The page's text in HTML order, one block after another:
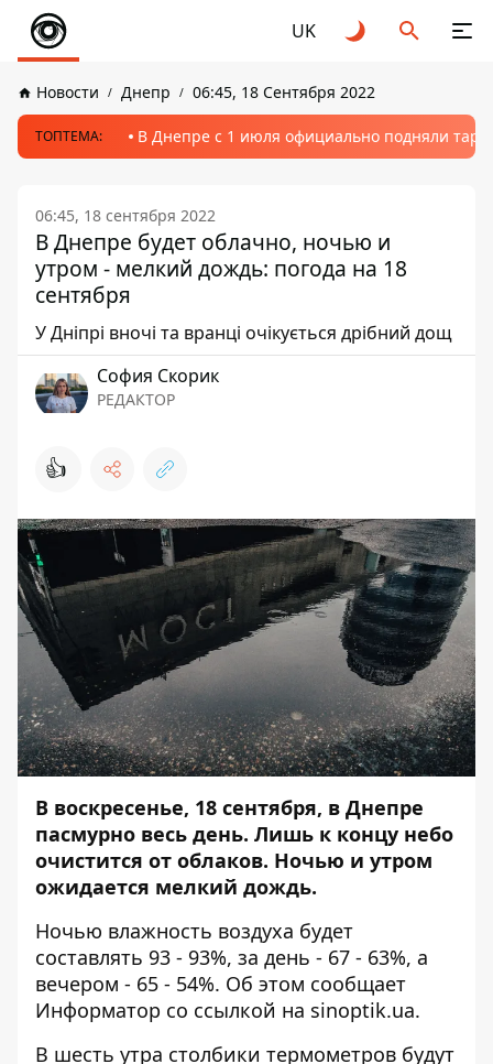
UK
Новости Днепр 06:45, 18 Сентября 2022
ТОПТЕМА: В Днепре с 1 июля официально подняли
06:45, 18 сентября 2022
В Днепре будет облачно, ночью и
утром - мелкий дождь: погода на 18
сентября
У Дніпрі вночі та вранці очікується дрібний дощ
София Скорик
РЕДАКТОР
👍
В воскресенье, 18 сентября, в Днепре
пасмурно весь день. Лишь к концу небо
очистится от облаков. Ночью и утром
ожидается мелкий дождь.
Ночью влажность воздуха будет
составлять 93 - 93%, за день - 67 - 63%, а
вечером - 65 - 54%. Об этом сообщает
Информатор со ссылкой на sinoptik.ua.
В шесть утра столбики термометров будут